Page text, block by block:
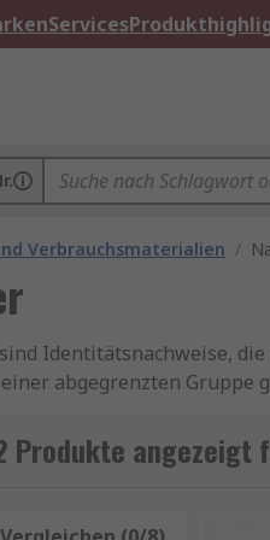
Services
Verbrauchsmaterialien /
Identitätsnachweise,
abgegrenzten
verwendet?
erhöhen die
Produkte angezeigt